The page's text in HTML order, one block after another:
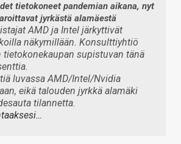
tietokoneet pandemian aikana, nyt
jyrkästä alamäestä
AMD ja Intel järkyttivät
näkymillään. Konsulttiyhtiö
tietokonekaupan supistuvan tänä
luvassa AMD/Intel/Nvidia
eikä talouden jyrkkä alamäki
tilannetta.